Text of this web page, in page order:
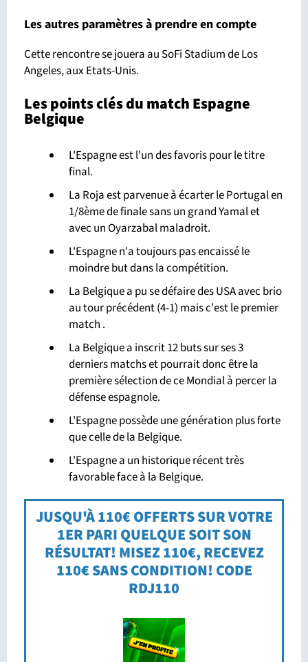
Les autres paramètres à prendre en compte
Cette rencontre se jouera au SoFi Stadium de Los
Angeles, aux Etats-Unis.
Les points clés du match Espagne
Belgique
L'Espagne est l'un des favoris pour le titre
final.
La Roja est parvenue à écarter le Portugal en
1/8ème de finale sans un grand Yamal et
avec un Oyarzabal maladroit.
L'Espagne n'a toujours pas encaissé le
moindre but dans la compétition.
La Belgique a pu se défaire des USA avec brio
au tour précédent (4-1) mais c'est le premier
match .
La Belgique a inscrit 12 buts sur ses 3
derniers matchs et pourrait donc être la
première sélection de ce Mondial à percer la
défense espagnole.
L'Espagne possède une génération plus forte
que celle de la Belgique.
L'Espagne a un historique récent très
favorable face à la Belgique.
JUSQU'À 110€ OFFERTS SUR VOTRE
1ER PARI QUELQUE SOIT SON
RÉSULTAT! MISEZ 110€, RECEVEZ
110€ SANS CONDITION! CODE
RDJ110